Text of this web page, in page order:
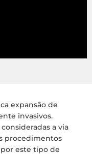
expansão de
invasivos.
a via
procedimentos
este tipo de